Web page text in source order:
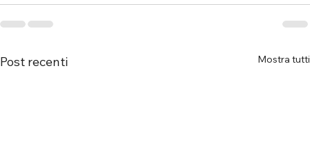
Post recenti Mostra tutti